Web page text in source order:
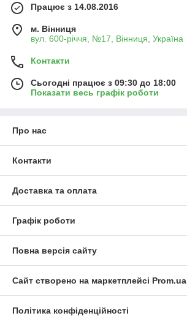
Працює з 14.08.2016
м. Вінниця
вул. 600-річчя, №17, Вінниця, Україна
Контакти
Сьогодні працює з 09:30 до 18:00
Показати весь графік роботи
Про нас
Контакти
Доставка та оплата
Графік роботи
Повна версія сайту
Сайт створено на маркетплейсі Prom.ua
Політика конфіденційності